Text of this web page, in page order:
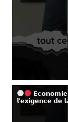
𝗹’𝗲𝘅𝗶𝗴𝗲𝗻𝗰𝗲 𝗱𝗲